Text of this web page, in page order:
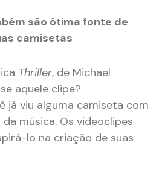
são ótima fonte de
camisetas
Thriller, de Michael
aquele clipe?
já viu alguma camiseta com
música. Os videoclipes
lo na criação de suas